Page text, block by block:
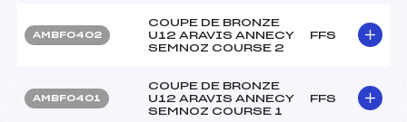
AMBF0402
COUPE DE BRONZE
U12 ARAVIS ANNECY
SEMNOZ COURSE 2
FFS
AMBF0401
COUPE DE BRONZE
U12 ARAVIS ANNECY
SEMNOZ COURSE 1
FFS